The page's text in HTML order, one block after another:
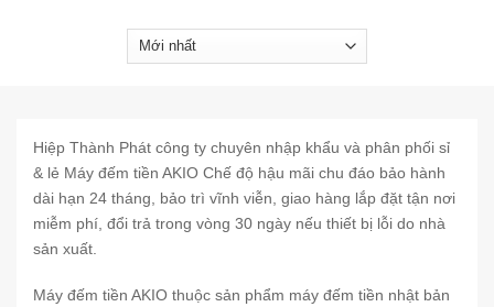
Hiệp Thành Phát công ty chuyên nhập khẩu và phân phối sỉ
& lẻ Máy đếm tiền AKIO Chế độ hậu mãi chu đáo bảo hành
dài hạn 24 tháng, bảo trì vĩnh viễn, giao hàng lắp đặt tận nơi
miễm phí, đổi trả trong vòng 30 ngày nếu thiết bị lỗi do nhà
sản xuất.
Máy đếm tiền AKIO thuộc sản phẩm máy đếm tiền nhật bản